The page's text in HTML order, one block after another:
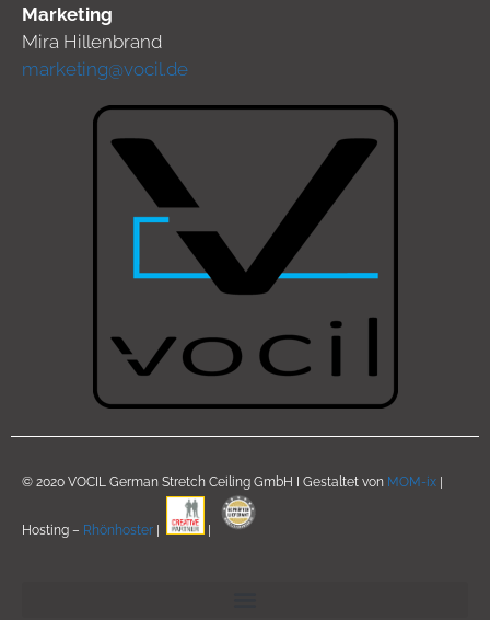
Marketing
Mira Hillenbrand
marketing@vocil.de
© 2020 VOCIL German Stretch Ceiling GmbH I Gestaltet von MOM-ix
Hosting – Rhönhoster | |